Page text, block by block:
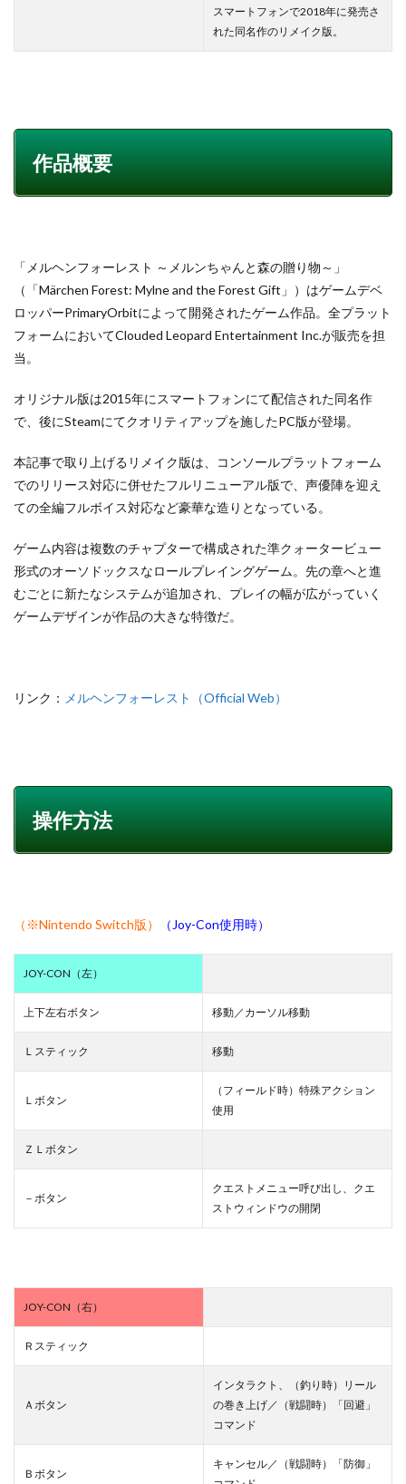
スマートフォンで2018年に発売さ
れた同名作のリメイク版。
作品概要
「メルヘンフォーレスト ～メルンちゃんと森の贈り物～」
（「Märchen Forest: Mylne and the Forest Gift」）はゲームデベ
ロッパーPrimaryOrbitによって開発されたゲーム作品。全プラット
フォームにおいてClouded Leopard Entertainment Inc.が販売を担
当。
オリジナル版は2015年にスマートフォンにて配信された同名作
で、後にSteamにてクオリティアップを施したPC版が登場。
本記事で取り上げるリメイク版は、コンソールプラットフォーム
でのリリース対応に併せたフルリニューアル版で、声優陣を迎え
ての全編フルボイス対応など豪華な造りとなっている。
ゲーム内容は複数のチャプターで構成された準クォータービュー
形式のオーソドックスなロールプレイングゲーム。先の章へと進
むごとに新たなシステムが追加され、プレイの幅が広がっていく
ゲームデザインが作品の大きな特徴だ。
リンク： メルヘンフォーレスト（Official Web）
操作方法
（※Nintendo Switch版） （Joy-Con使用時）
JOY-CON（左）
上下左右ボタン 移動／カーソル移動
Ｌスティック 移動
Ｌボタン
（フィールド時）特殊アクション
使用
ＺＬボタン
－ボタン
クエストメニュー呼び出し、クエ
ストウィンドウの開閉
JOY-CON（右）
Ｒスティック
Ａボタン
インタラクト、（釣り時）リール
の巻き上げ／（戦闘時）「回避」
コマンド
Ｂボタン
キャンセル／（戦闘時）「防御」